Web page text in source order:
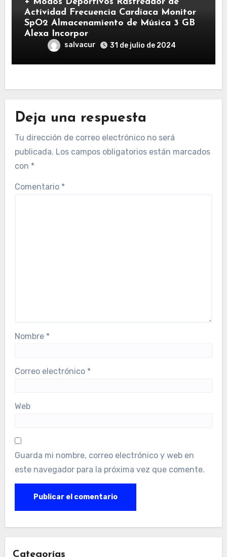
Actividad Frecuencia Cardíaca Monitor
SpO2 Almacenamiento de Música 3 GB
Alexa Incorpor
salvacur 31 de julio de 2024
Deja una respuesta
Tu dirección de correo electrónico no será
publicada. Los campos obligatorios están marcados
con *
Comentario *
Nombre *
Correo electrónico *
Web
Guarda mi nombre, correo electrónico y web en
este navegador para la próxima vez que comente.
Categorías